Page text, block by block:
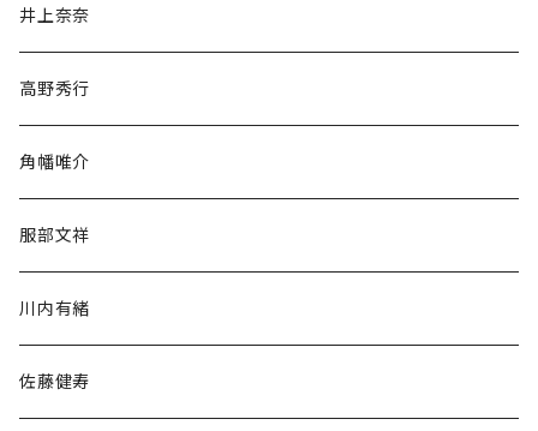
文学・小説・物語
随筆・ノンフィクション・その他
民族・風習
井上奈奈
高野秀行
角幡唯介
服部文祥
川内有緒
佐藤健寿